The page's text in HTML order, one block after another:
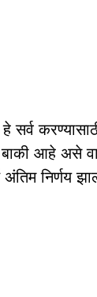
सर्व
बाकी आहे असे
अंतिम निर्णय